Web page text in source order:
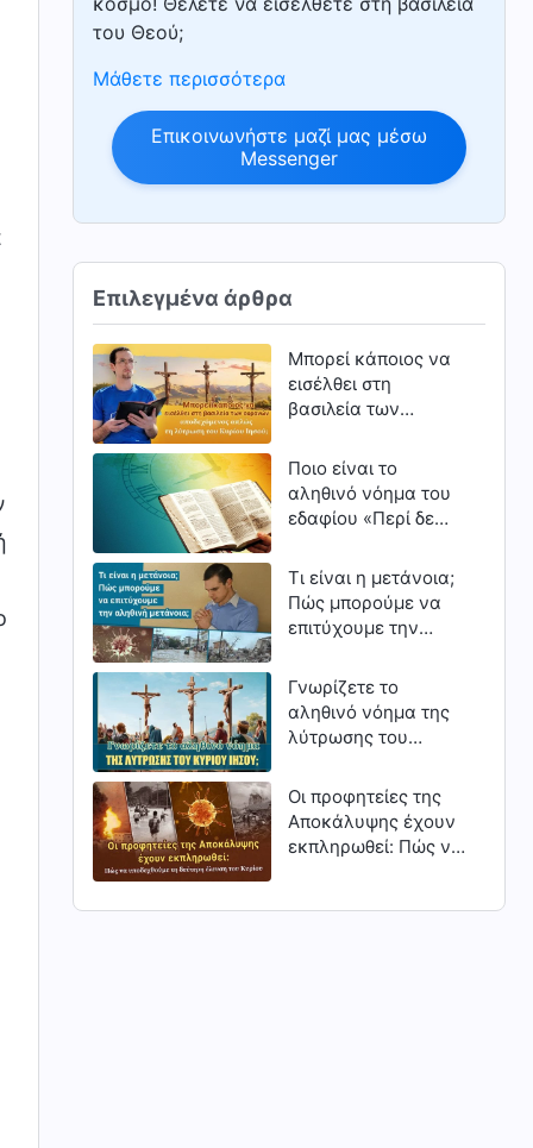
του Θεού;
Μάθετε περισσότερα
Επικοινωνήστε μαζί μας μέσω
Messenger
Επιλεγμένα άρθρα
Μπορεί κάποιος να
εισέλθει στη
βασιλεία των
αποδεχόμενος
απλώς τη λύτρωση
του Κυρίου Ιησού;
Ποιο είναι το
αληθινό νόημα του
εδαφίου «Περί δε
και της ώρας ουδείς
γινώσκει» στο κατά
Ματθαίον;
Τι είναι η μετάνοια;
Πώς μπορούμε να
επιτύχουμε την
Γνωρίζετε το
αληθινό νόημα της
λύτρωσης του
Oι προφητείες της
Αποκάλυψης έχουν
εκπληρωθεί: Πώς να